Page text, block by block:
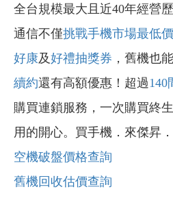
全台規模最大且近40年經營
通信不僅挑戰手機市場最低價
好康及好禮抽獎券 ，舊機也能
續約還有高額優惠！超過140
購買連鎖服務，一次購買終
用的開心。買手機．來傑昇
空機破盤價格查詢
舊機回收估價查詢